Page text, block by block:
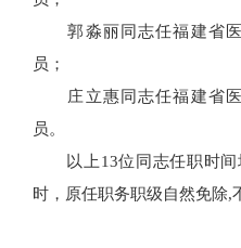
郭淼丽同志任福建省医
员；
庄立惠同志任福建省医
员。
以上13位同志任职时间
时，原任职务职级自然免除,